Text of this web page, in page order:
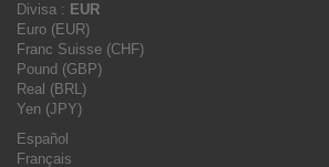
Divisa : EUR
Euro (EUR)
Franc Suisse (CHF)
Pound (GBP)
Real (BRL)
Yen (JPY)
Español
Français